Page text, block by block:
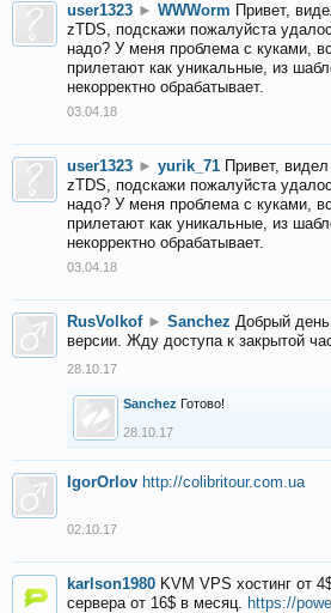
user1323 ► WWWorm Привет,
zTDS, подскажи пожалуйста
надо? У меня проблема с куками,
прилетают как уникальные, из
некорректно обрабатывает.
03.04.18
user1323 ► yurik_71 Привет,
zTDS, подскажи пожалуйста
надо? У меня проблема с куками,
прилетают как уникальные, из
некорректно обрабатывает.
03.04.18
RusVolkof ► Sanchez Добрый
версии. Жду доступа к закрытой
28.10.17
Sanchez Готово!
28.10.17
IgorOrlov http://colibritour.com.ua
02.10.17
karlson1980 KVM VPS хостинг от
сервера от 16$ в месяц. https://